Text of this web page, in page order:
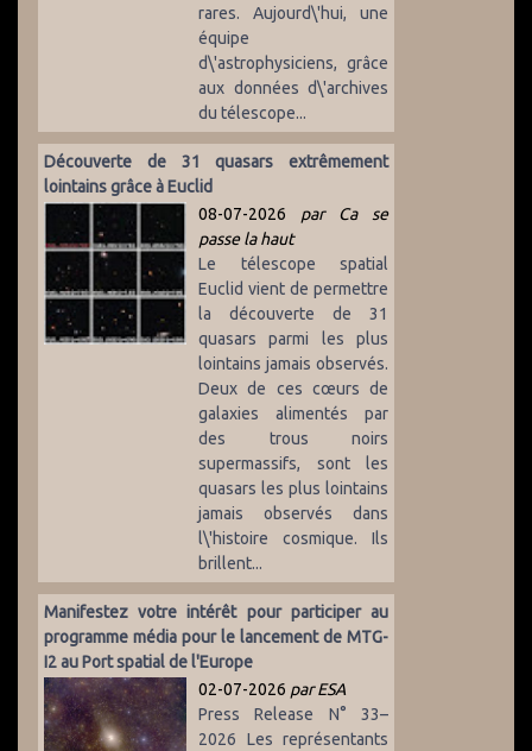
rares. Aujourd\'hui, une
équipe
d\'astrophysiciens, grâce
aux données d\'archives
du télescope...
Découverte de 31 quasars extrêmement
lointains grâce à Euclid
08-07-2026 par Ca se
passe la haut
Le télescope spatial
Euclid vient de permettre
la découverte de 31
quasars parmi les plus
lointains jamais observés.
Deux de ces cœurs de
galaxies alimentés par
des trous noirs
supermassifs, sont les
quasars les plus lointains
jamais observés dans
l\'histoire cosmique. Ils
brillent...
Manifestez votre intérêt pour participer au
programme média pour le lancement de MTG-
I2 au Port spatial de l'Europe
02-07-2026 par ESA
Press Release N° 33–
2026 Les représentants